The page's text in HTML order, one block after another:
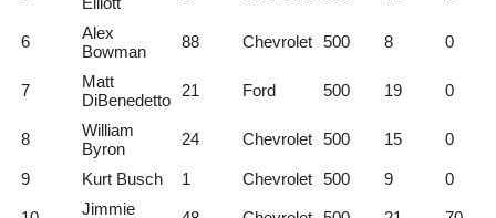
6
Alex
Bowman
88 Chevrolet 500 8 0
7
Matt
DiBenedetto
21 Ford 500 19 0
8
William
Byron
24 Chevrolet 500 15 0
9 Kurt Busch 1 Chevrolet 500 9 0
Jimmie